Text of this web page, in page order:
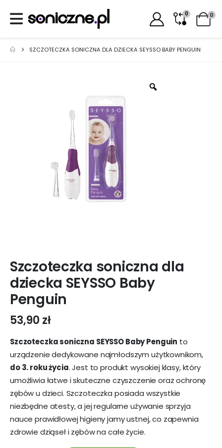
0 0
SZCZOTECZKA SONICZNA DLA DZIECKA SEYSSO BABY PENGUIN
Szczoteczka soniczna dla
dziecka SEYSSO Baby
Penguin
53,90 zł
Szczoteczka soniczna SEYSSO Baby Penguin to
urządzenie dedykowane najmłodszym użytkownikom,
do 3. roku życia. Jest to produkt wysokiej klasy, który
umożliwia łatwe i skuteczne czyszczenie oraz ochronę
zębów u dzieci. Szczoteczka posiada wszystkie
niezbędne atesty, a jej regularne używanie sprzyja
nauce prawidłowej higieny jamy ustnej, co zapewnia
zdrowie dziąseł i zębów na całe życie.